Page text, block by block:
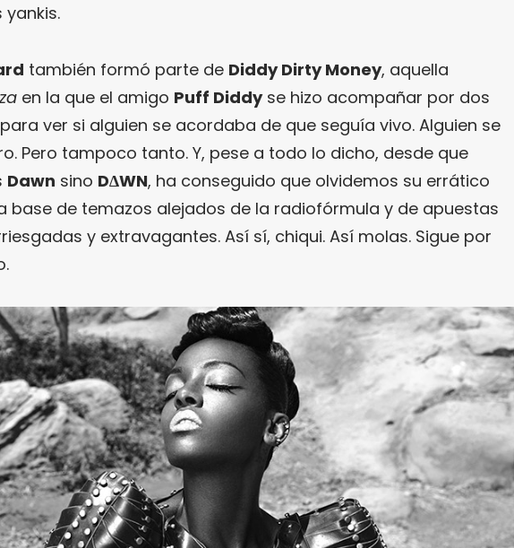
también formó parte de Diddy Dirty Money, aquella
en la que el amigo Puff Diddyse hizo acompañar por dos
ver si alguien se acordaba de que seguía vivo. Alguien se
Pero tampoco tanto. Y, pese a todo lo dicho, desde que
Dawn sino D∆WN, ha conseguido que olvidemos su errático
base de temazos alejados de la radiofórmula y de apuestas
y extravagantes. Así sí, chiqui. Así molas. Sigue por